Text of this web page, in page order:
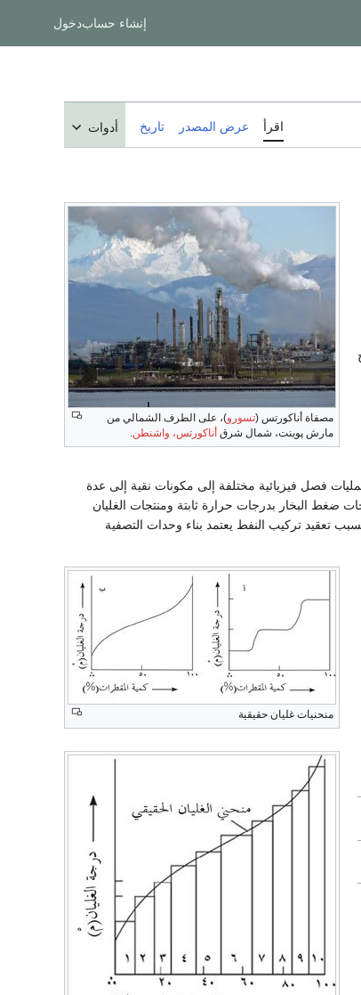
إنشاء حسابدخول
اقرأ عرض المصدر تاريخ أدوات
مصفاة أناكورتس (تسورو)، على الطرف الشمالي من
مارش پوينت، شمال شرق أناكورتس، واشنطن.
فصل فيزيائية مختلفة إلى مكونات نقية إلى عدة
ضغط البخار بدرجات حرارة ثابتة ومنتجات الغليان
تعقيد تركيب النفط يعتمد بناء وحدات التصفية
منحنيات غليان حقيقية